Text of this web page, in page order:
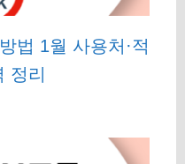
법 1월 사용처·적
정리